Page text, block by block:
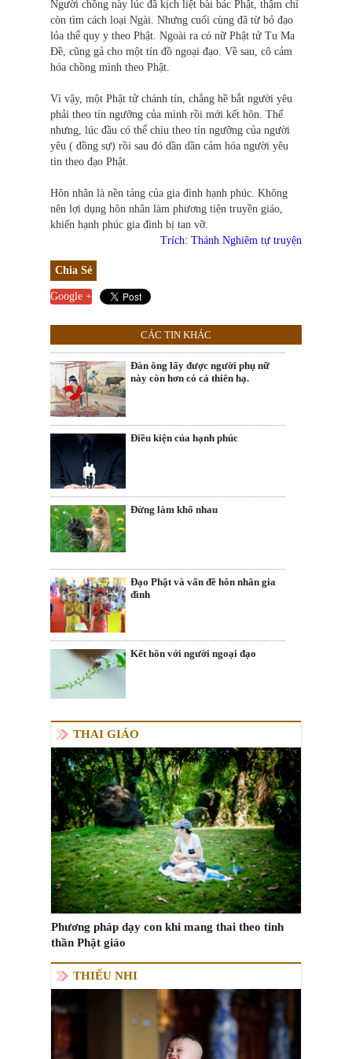
Người chồng này lúc đầ kịch liệt bài bác Phật, thậm chí
còn tìm cách loại Ngài. Nhưng cuối cùng đã từ bỏ đạo
lỏa thể quy y theo Phật. Ngoài ra có nữ Phật tử Tu Ma
Đề, cũng gả cho một tín đồ ngoại đạo. Về sau, cô cảm
hóa chồng mình theo Phật.
Vì vậy, một Phật tử chánh tín, chẳng hề bắt người yêu
phải theo tín ngưỡng của mình rồi mới kết hôn. Thế
nhưng, lúc đầu có thể chìu theo tín ngưỡng của người
yêu ( đồng sự) rồi sau đó dần dần cảm hóa người yêu
tin theo đạo Phật.
Hôn nhân là nền tảng của gia đình hạnh phúc. Không
nên lợi dụng hôn nhân làm phương tiện truyền giáo,
khiến hạnh phúc gia đình bị tan vỡ.
Trích: Thánh Nghiêm tự truyện
Chia Sẻ
Google +
CÁC TIN KHÁC
Đàn ông lấy được người phụ nữ
này còn hơn có cả thiên hạ.
Điều kiện của hạnh phúc
Đừng làm khổ nhau
Đạo Phật và vấn đề hôn nhân gia
đình
Kết hôn với người ngoại đạo
THAI GIÁO
Phương pháp dạy con khi mang thai theo tinh
thần Phật giáo
THIẾU NHI